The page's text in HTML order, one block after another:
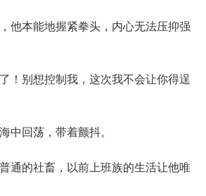
本能地握紧拳头，内心无法压抑强
别想控制我，这次我不会让你得逞
回荡，带着颤抖。
的社畜，以前上班族的生活让他唯